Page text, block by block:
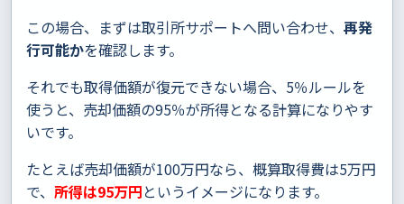
この場合、まずは取引所サポートへ問い合わせ、 再発
行可能かを確認します。
それでも取得価額が復元できない場合、5％ルールを
使うと、売却価額の95％が所得となる計算になりやす
いです。
たとえば売却価額が100万円なら、概算取得費は5万円
で、 所得は95万円というイメージになります。